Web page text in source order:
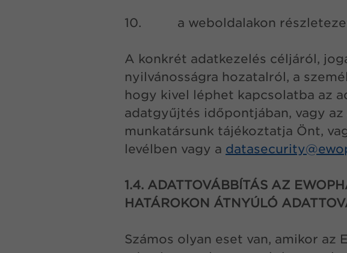
10. a weboldalakon
A konkrét adatkezelés céljáról,
nyilvánosságra hozatalról, a
hogy kivel léphet kapcsolatba az
adatgyűjtés időpontjában, vagy
munkatársunk tájékoztatja Önt,
levélben vagy a datasecurity@
1.4. ADATTOVÁBBÍTÁS AZ
HATÁROKON ÁTNYÚLÓ
Számos olyan eset van, amikor az